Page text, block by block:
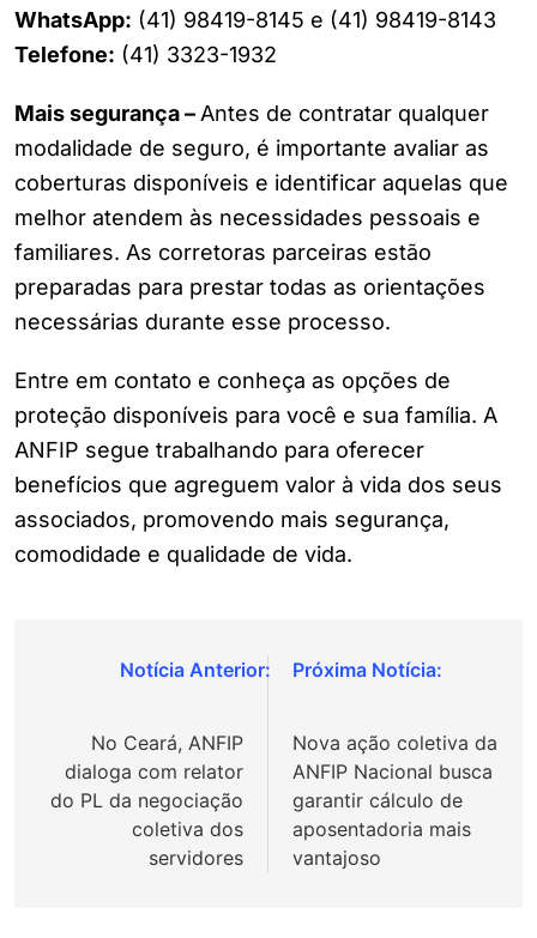
WhatsApp: (41) 98419-8145 e (41) 98419-8143
Telefone: (41) 3323-1932
Mais segurança – Antes de contratar qualquer
modalidade de seguro, é importante avaliar as
coberturas disponíveis e identificar aquelas que
melhor atendem às necessidades pessoais e
familiares. As corretoras parceiras estão
preparadas para prestar todas as orientações
necessárias durante esse processo.
Entre em contato e conheça as opções de
proteção disponíveis para você e sua família. A
ANFIP segue trabalhando para oferecer
benefícios que agreguem valor à vida dos seus
associados, promovendo mais segurança,
comodidade e qualidade de vida.
Navegação
Post
No Ceará, ANFIP
dialoga com relator
do PL da negociação
coletiva dos
servidores
Nova ação coletiva da
ANFIP Nacional busca
garantir cálculo de
aposentadoria mais
vantajoso